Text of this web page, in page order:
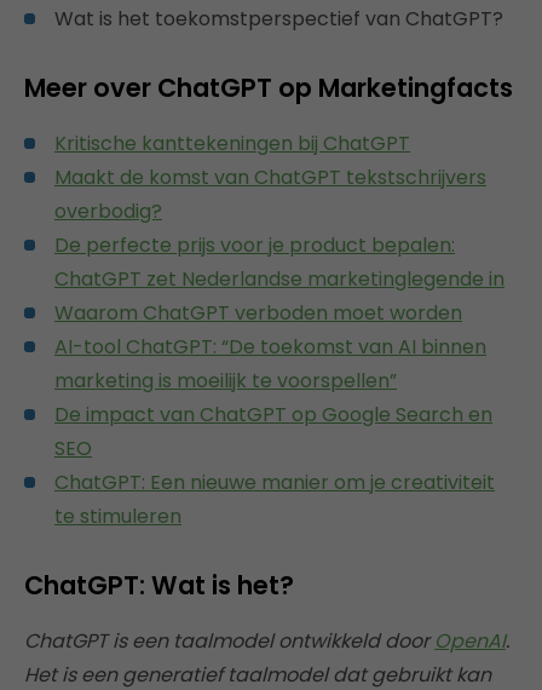
Wat is het toekomstperspectief van ChatGPT?
Meer over ChatGPT op Marketingfacts
Kritische kanttekeningen bij ChatGPT
Maakt de komst van ChatGPT tekstschrijvers
overbodig?
De perfecte prijs voor je product bepalen:
ChatGPT zet Nederlandse marketinglegende in
Waarom ChatGPT verboden moet worden
AI-tool ChatGPT: “De toekomst van AI binnen
marketing is moeilijk te voorspellen”
De impact van ChatGPT op Google Search en
SEO
ChatGPT: Een nieuwe manier om je creativiteit
te stimuleren
ChatGPT: Wat is het?
ChatGPT is een taalmodel ontwikkeld doorOpenAI.
Het is een generatief taalmodel dat gebruikt kan